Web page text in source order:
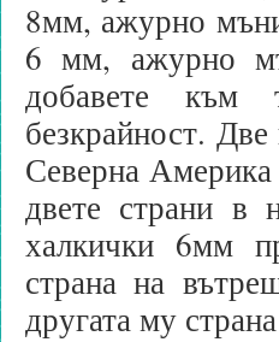
8мм, ажурно
6 мм, ажурно
добавете към
безкрайност.
Северна Америка
двете страни в
халкички 6мм
страна на
другата му